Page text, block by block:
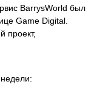
BarrysWorld был
Game Digital.
проект,